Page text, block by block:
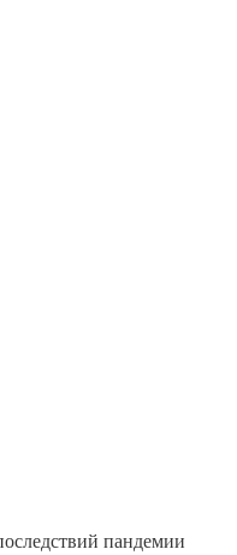
пандемии